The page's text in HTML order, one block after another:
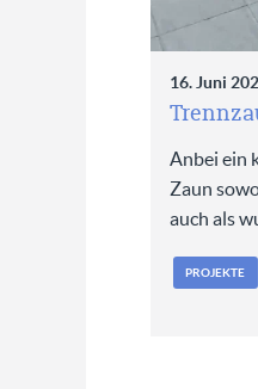
16. Juni
Anbei ein
Zaun
auch als
PROJEKTE